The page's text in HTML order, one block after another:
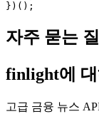
})();
자주 묻는
finlight에
고급 금융 뉴스